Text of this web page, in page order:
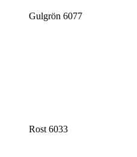
Gulgrön 6077
Rost 6033